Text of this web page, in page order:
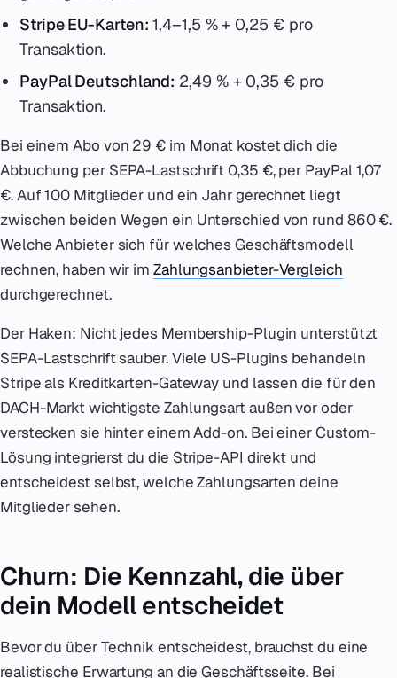
Stripe EU-Karten: 1,4–1,5 % + 0,25 € pro
Transaktion.
PayPal Deutschland: 2,49 % + 0,35 € pro
Transaktion.
Bei einem Abo von 29 € im Monat kostet dich die
Abbuchung per SEPA-Lastschrift 0,35 €, per PayPal 1,07
€. Auf 100 Mitglieder und ein Jahr gerechnet liegt
zwischen beiden Wegen ein Unterschied von rund 860 €.
Welche Anbieter sich für welches Geschäftsmodell
rechnen, haben wir imZahlungsanbieter-Vergleich
durchgerechnet.
Der Haken: Nicht jedes Membership-Plugin unterstützt
SEPA-Lastschrift sauber. Viele US-Plugins behandeln
Stripe als Kreditkarten-Gateway und lassen die für den
DACH-Markt wichtigste Zahlungsart außen vor oder
verstecken sie hinter einem Add-on. Bei einer Custom-
Lösung integrierst du die Stripe-API direkt und
entscheidest selbst, welche Zahlungsarten deine
Mitglieder sehen.
Churn: Die Kennzahl, die über
dein Modell entscheidet
Bevor du über Technik entscheidest, brauchst du eine
realistische Erwartung an die Geschäftsseite. Bei